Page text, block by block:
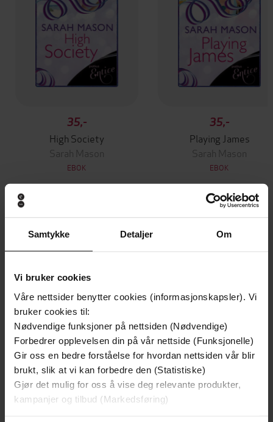
Samtykke Detaljer Om
Vi bruker cookies
Våre nettsider benytter cookies (informasjonskapsler). Vi
bruker cookies til:
Nødvendige funksjoner på nettsiden (Nødvendige)
Forbedrer opplevelsen din på vår nettside (Funksjonelle)
Gir oss en bedre forståelse for hvordan nettsiden vår blir
brukt, slik at vi kan forbedre den (Statistiske)
Gjør det mulig for oss å vise deg relevante produkter,
kampanjer og tilbud (Markedsføring)
35,-
High Society
Sarah Mason
EBOK
35,-
Playing James
Sarah Mason
EBOK
Andre har også kjøpt
Vinner av Rivertonprisen